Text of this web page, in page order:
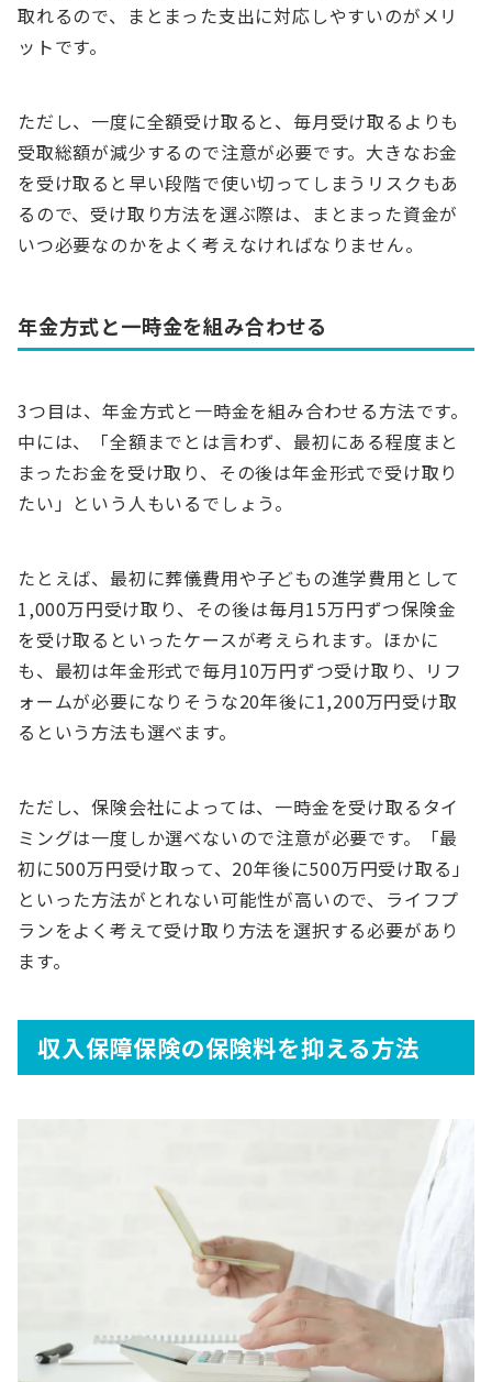
取れるので、まとまった支出に対応しやすいのがメリ
ットです。
ただし、一度に全額受け取ると、毎月受け取るよりも
受取総額が減少するので注意が必要です。大きなお金
を受け取ると早い段階で使い切ってしまうリスクもあ
るので、受け取り方法を選ぶ際は、まとまった資金が
いつ必要なのかをよく考えなければなりません。
年金方式と一時金を組み合わせる
3つ目は、年金方式と一時金を組み合わせる方法です。
中には、「全額までとは言わず、最初にある程度まと
まったお金を受け取り、その後は年金形式で受け取り
たい」という人もいるでしょう。
たとえば、最初に葬儀費用や子どもの進学費用として
1,000万円受け取り、その後は毎月15万円ずつ保険金
を受け取るといったケースが考えられます。ほかに
も、最初は年金形式で毎月10万円ずつ受け取り、リフ
ォームが必要になりそうな20年後に1,200万円受け取
るという方法も選べます。
ただし、保険会社によっては、一時金を受け取るタイ
ミングは一度しか選べないので注意が必要です。「最
初に500万円受け取って、20年後に500万円受け取る」
といった方法がとれない可能性が高いので、ライフプ
ランをよく考えて受け取り方法を選択する必要があり
ます。
収入保障保険の保険料を抑える方法